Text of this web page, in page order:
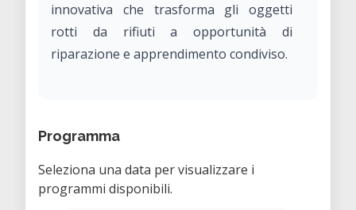
innovativa che trasforma gli oggetti
rotti da rifiuti a opportunità di
riparazione e apprendimento condiviso.
Il modello del Repair Café si diffonde
a Trento nel 2017 grazie alla sinergia
Programma
Seleziona una data per visualizzare i
programmi disponibili.